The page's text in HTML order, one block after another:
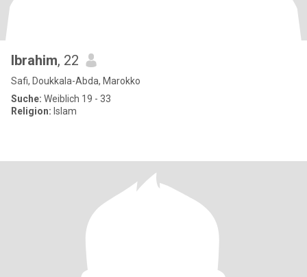
Ibrahim, 22
Safi, Doukkala-Abda, Marokko
Suche: Weiblich 19 - 33
Religion: Islam